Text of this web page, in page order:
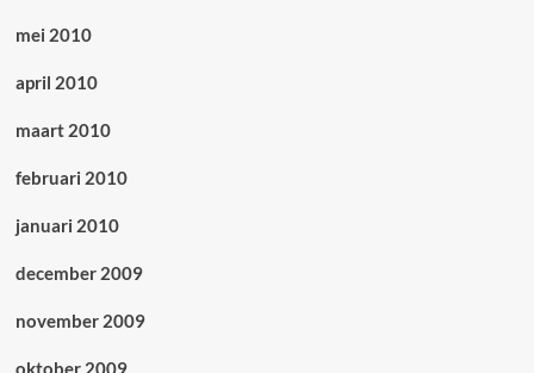
mei 2010
april 2010
maart 2010
februari 2010
januari 2010
december 2009
november 2009